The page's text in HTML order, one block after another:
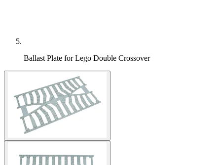
Ballast Plate for Lego Double Crossover